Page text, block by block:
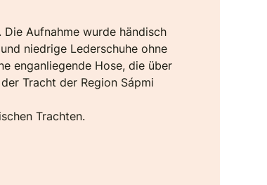
Aufnahme wurde händisch
niedrige Lederschuhe ohne
enganliegende Hose, die über
Tracht der Region Sápmi
Trachten.